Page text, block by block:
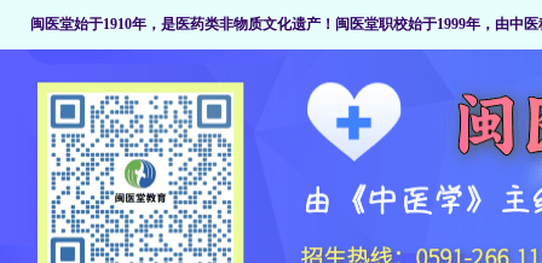
闽医堂始于1910年，是医药类非物质文化遗产 ！闽医堂职校始于1999年，由中